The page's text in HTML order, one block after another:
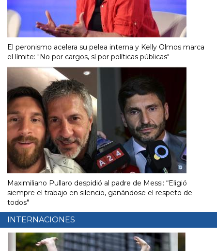
El peronismo acelera su pelea interna y Kelly Olmos marca
el límite: "No por cargos, sí por políticas públicas"
Maximiliano Pullaro despidió al padre de Messi: “Eligió
siempre el trabajo en silencio, ganándose el respeto de
todos"
INTERNACIONES